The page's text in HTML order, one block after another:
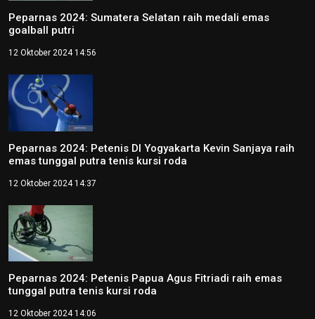
Peparnas 2024: Sumatera Selatan raih medali emas
goalball putri
12 Oktober 2024 14:56
Peparnas 2024: Petenis DI Yogyakarta Kevin Sanjaya raih
emas tunggal putra tenis kursi roda
12 Oktober 2024 14:37
Peparnas 2024: Petenis Papua Agus Fitriadi raih emas
tunggal putra tenis kursi roda
12 Oktober 2024 14:06